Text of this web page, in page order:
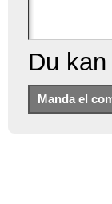
Du